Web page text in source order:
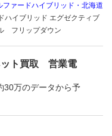
ファードハイブリッド・北海道
ハイブリッド エグゼクティブ
フリップダウン
ット買取 営業電
30万のデータから予